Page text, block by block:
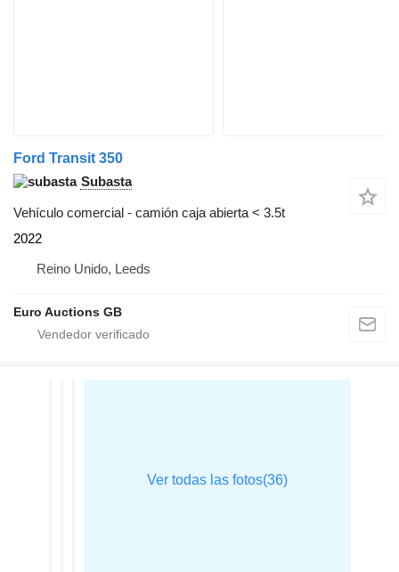
Ford Transit 350
Subasta
Vehículo comercial - camión caja abierta < 3.5t
2022
Reino Unido, Leeds
Euro Auctions GB